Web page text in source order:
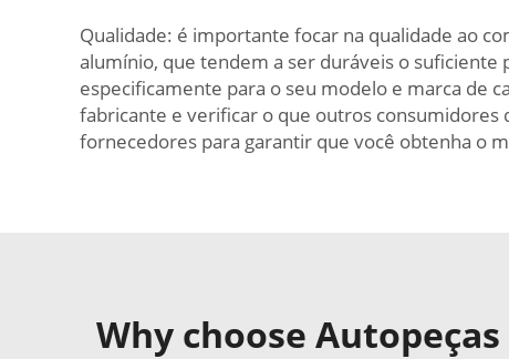
Qualidade: é importante focar na qualidade ao
alumínio, que tendem a ser duráveis o
especificamente para o seu modelo e marca de
fabricante e verificar o que outros
fornecedores para garantir que você obtenha o
Why choose